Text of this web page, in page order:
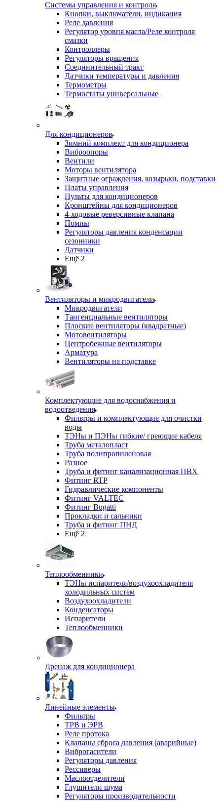
Системы управления и контроля
Кнопки, выключатели, индикация
Реле давления
Регулятор уровня масла/Реле контроля
смазки
Контроллеры
Регуляторы вращения
Соединительный тракт
Датчики температуры и давления
Термометры
Термостаты универсальные
Для кондиционеров
Зимний комплект для кондиционера
Виброопоры
Вентили
Моторы вентилятора
Защитные ограждения, козырьки, подставки
Платы управления
Пульты для кондиционеров
Кронштейны для кондиционеров
4-ходовые реверсивные клапана
Помпы
Регуляторы давления конденсации
сезонники
Датчики
Ещё 2
Вентиляторы и микродвигатели
Микродвигатели
Тангенциальные вентиляторы
Плоские вентиляторы (квадратные)
Мотовентиляторы
Центробежные вентиляторы
Арматура
Вентиляторы на подставке
Комплектующие для водоснабжения и
водоотведения
Фильтры и комплектующие для очистки
воды
ТЭНы и ПЭНы гибкие/ греющие кабеля
Труба металопласт
Труба полипропиленовая
Разное
Труба и фитинг канализационная ПВХ
Фитинг RTP
Гидравлические компоненты
Фитинг VALTEC
Фитинг Bugatti
Прокладки и сальники
Труба и фитинг ПНД
Ещё 2
Теплообменники
ТЭНы испарителя/воздухоохладителя
холодильных систем
Воздухоохладители
Конденсаторы
Испарители
Теплообменники
Дренаж для кондиционера
Линейные элементы
Фильтры
ТРВ и ЭРВ
Реле протока
Клапаны сброса давления (аварийные)
Виброгасители
Регуляторы давления
Рессиверы
Маслоотделители
Глушители шума
Регуляторы производительности